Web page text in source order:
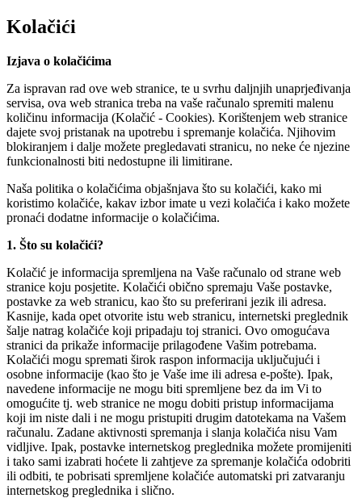
Kolačići
Izjava o kolačićima
Za ispravan rad ove web stranice, te u svrhu daljnjih unaprjeđivanja
servisa, ova web stranica treba na vaše računalo spremiti malenu
količinu informacija (Kolačić - Cookies). Korištenjem web stranice
dajete svoj pristanak na upotrebu i spremanje kolačića. Njihovim
blokiranjem i dalje možete pregledavati stranicu, no neke će njezine
funkcionalnosti biti nedostupne ili limitirane.
Naša politika o kolačićima objašnjava što su kolačići, kako mi
koristimo kolačiće, kakav izbor imate u vezi kolačića i kako možete
pronaći dodatne informacije o kolačićima.
1. Što su kolačići?
Kolačić je informacija spremljena na Vaše računalo od strane web
stranice koju posjetite. Kolačići obično spremaju Vaše postavke,
postavke za web stranicu, kao što su preferirani jezik ili adresa.
Kasnije, kada opet otvorite istu web stranicu, internetski preglednik
šalje natrag kolačiće koji pripadaju toj stranici. Ovo omogućava
stranici da prikaže informacije prilagođene Vašim potrebama.
Kolačići mogu spremati širok raspon informacija uključujući i
osobne informacije (kao što je Vaše ime ili adresa e-pošte). Ipak,
navedene informacije ne mogu biti spremljene bez da im Vi to
omogućite tj. web stranice ne mogu dobiti pristup informacijama
koji im niste dali i ne mogu pristupiti drugim datotekama na Vašem
računalu. Zadane aktivnosti spremanja i slanja kolačića nisu Vam
vidljive. Ipak, postavke internetskog preglednika možete promijeniti
i tako sami izabrati hoćete li zahtjeve za spremanje kolačića odobriti
ili odbiti, te pobrisati spremljene kolačiće automatski pri zatvaranju
internetskog preglednika i slično.